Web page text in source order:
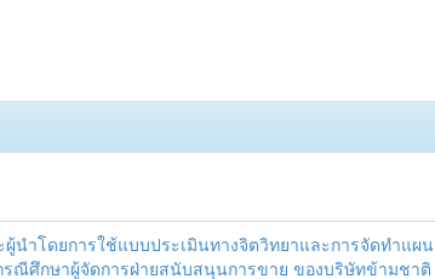
นำโดยการใช้แบบประเมินทางจิตวิทยาและการจัดทำแผน
ณีศึกษาผู้จัดการฝ่ายสนับสนุนการขาย ของบริษัทข้ามชาติ